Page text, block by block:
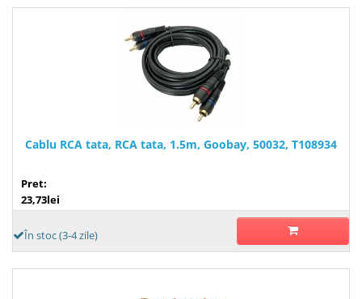
Cablu RCA tata, RCA tata, 1.5m, Goobay, 50032, T108934
Pret:
23,73lei
În stoc (3-4 zile)